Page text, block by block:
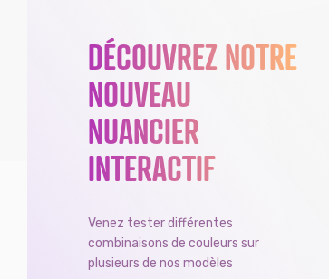
DÉCOUVREZ NOTRE
NOUVEAU
NUANCIER
INTERACTIF
Venez tester différentes
combinaisons de couleurs sur
plusieurs de nos modèles